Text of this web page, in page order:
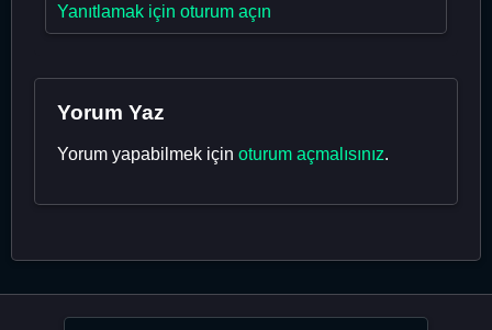
Yanıtlamak için oturum açın
Yorum Yaz
Yorum yapabilmek için oturum açmalısınız.